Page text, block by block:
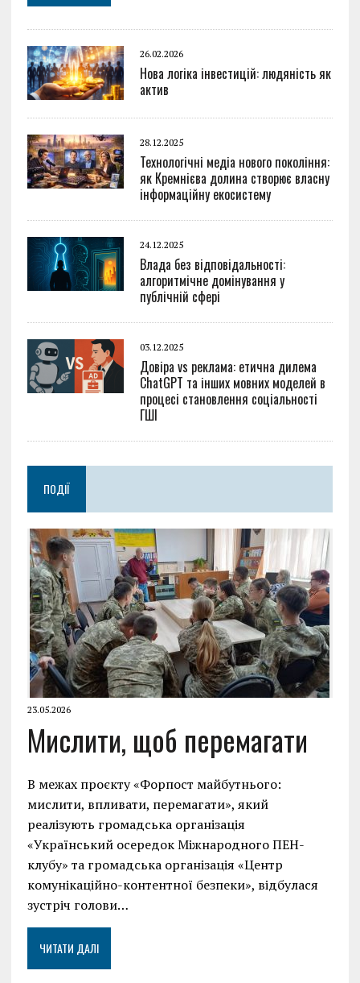
26.02.2026
Нова логіка інвестицій: людяність як
актив
28.12.2025
Технологічні медіа нового покоління:
як Кремнієва долина створює власну
інформаційну екосистему
24.12.2025
Влада без відповідальності:
алгоритмічне домінування у
публічній сфері
03.12.2025
Довіра vs реклама: етична дилема
ChatGPT та інших мовних моделей в
процесі становлення соціальності
ГШІ
ПОДІЇ
23.05.2026
Мислити, щоб перемагати
В межах проєкту «Форпост майбутнього:
мислити, впливати, перемагати», який
реалізують громадська організація
«Український осередок Міжнародного ПЕН-
клубу» та громадська організація «Центр
комунікаційно-контентної безпеки», відбулася
зустріч голови…
ЧИТАТИ ДАЛІ